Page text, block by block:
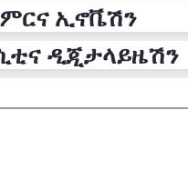
ኢኖቬሽን
ዲጂታላይዜሽን